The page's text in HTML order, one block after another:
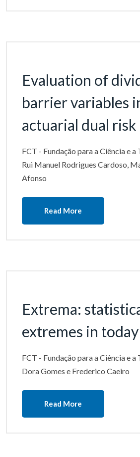
Evaluation of
barrier variables
actuarial dual risk
FCT - Fundação para a Ciência e a
Rui Manuel Rodrigues Cardoso,
Afonso
Read More
Extrema:
extremes in
FCT - Fundação para a Ciência e a
Dora Gomes e Frederico Caeiro
Read More